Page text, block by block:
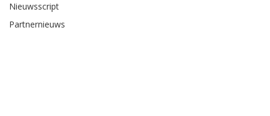
Nieuwsscript
Partnernieuws